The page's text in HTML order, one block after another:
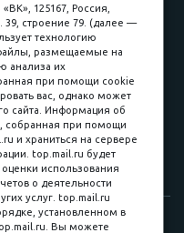
30
09
68
50
10
куб».
125167, Россия,
39, строение 79. (далее —
технологию
размещаемые на
анализа их
при помощи cookie
вас, однако может
сайта. Информация об
собранная при помощи
и храниться на сервере
top.mail.ru будет
использования
о деятельности
услуг. top.mail.ru
установленном в
Вы можете